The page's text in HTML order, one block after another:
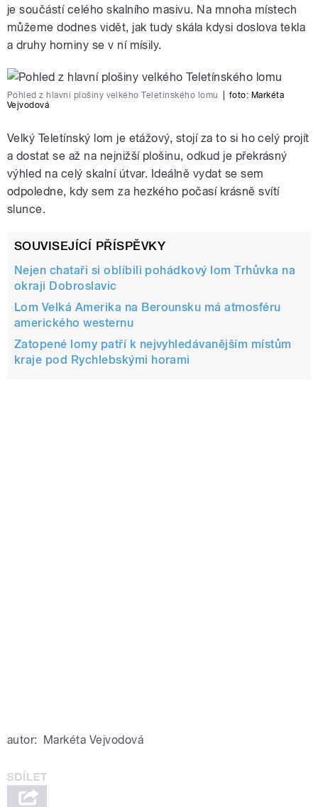
je součástí celého skalního masivu. Na mnoha místech
můžeme dodnes vidět, jak tudy skála kdysi doslova tekla
a druhy horniny se v ní mísily.
Pohled z hlavní plošiny velkého Teletínského lomu foto: Markéta
Vejvodová
Velký Teletínský lom je etážový, stojí za to si ho celý projít
a dostat se až na nejnižší plošinu, odkud je překrásný
výhled na celý skalní útvar. Ideálně vydat se sem
odpoledne, kdy sem za hezkého počasí krásně svítí
slunce.
SOUVISEJÍCÍ PŘÍSPĚVKY
Nejen chataři si oblíbili pohádkový lom Trhůvka na
okraji Dobroslavic
Lom Velká Amerika na Berounsku má atmosféru
amerického westernu
Zatopené lomy patří k nejvyhledávanějším místům
kraje pod Rychlebskými horami
autor: Markéta Vejvodová